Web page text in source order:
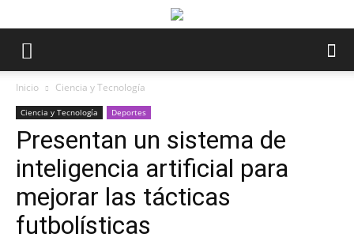
Inicio Ciencia y Tecnología
Ciencia y Tecnología Deportes
Presentan un sistema de
inteligencia artificial para
mejorar las tácticas
futbolísticas